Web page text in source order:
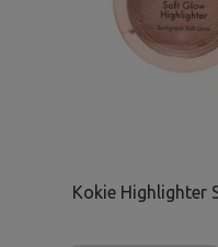
Kokie Highlighter